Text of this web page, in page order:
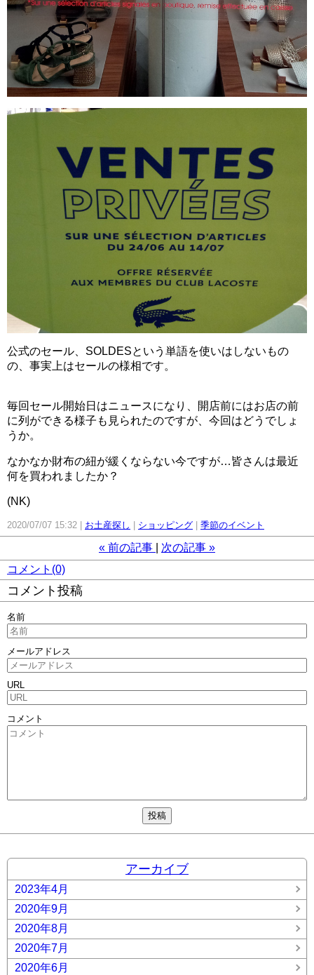
公式のセール、SOLDESという単語を使いはしないもの
の、事実上はセールの様相です。
毎回セール開始日はニュースになり、開店前にはお店の前
に列ができる様子も見られたのですが、今回はどうでしょ
うか。
なかなか財布の紐が緩くならない今ですが…皆さんは最近
何を買われましたか？
(NK)
2020/07/07 15:32 お土産探し ショッピング 季節のイベント
« 前の記事 次の記事 »
コメント(0)
コメント投稿
名前
メールアドレス
URL
コメント
アーカイブ
2023年4月
2020年9月
2020年8月
2020年7月
2020年6月